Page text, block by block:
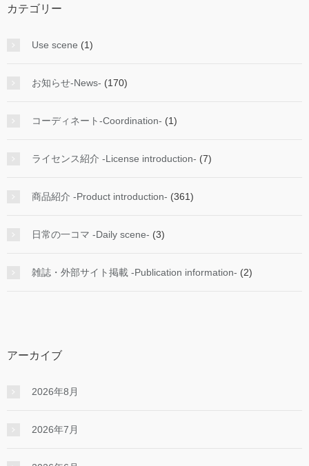
カテゴリー
Use scene (1)
お知らせ-News- (170)
コーディネート-Coordination- (1)
ライセンス紹介 -License introduction- (7)
商品紹介 -Product introduction- (361)
日常の一コマ -Daily scene- (3)
雑誌・外部サイト掲載 -Publication information- (2)
アーカイブ
2026年8月
2026年7月